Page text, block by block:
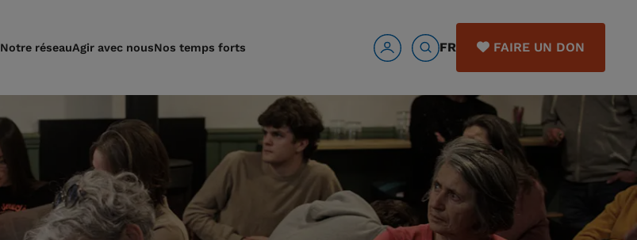
Notre réseauAgir avec nousNos temps forts FR FAIRE UN DON